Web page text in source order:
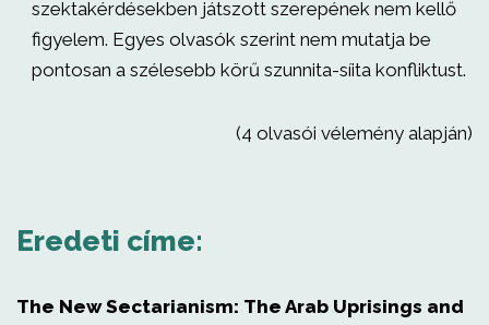
szektakérdésekben játszott szerepének nem kellő
figyelem. Egyes olvasók szerint nem mutatja be
pontosan a szélesebb körű szunnita-síita konfliktust.
(4 olvasói vélemény alapján)
Eredeti címe:
The New Sectarianism: The Arab Uprisings and